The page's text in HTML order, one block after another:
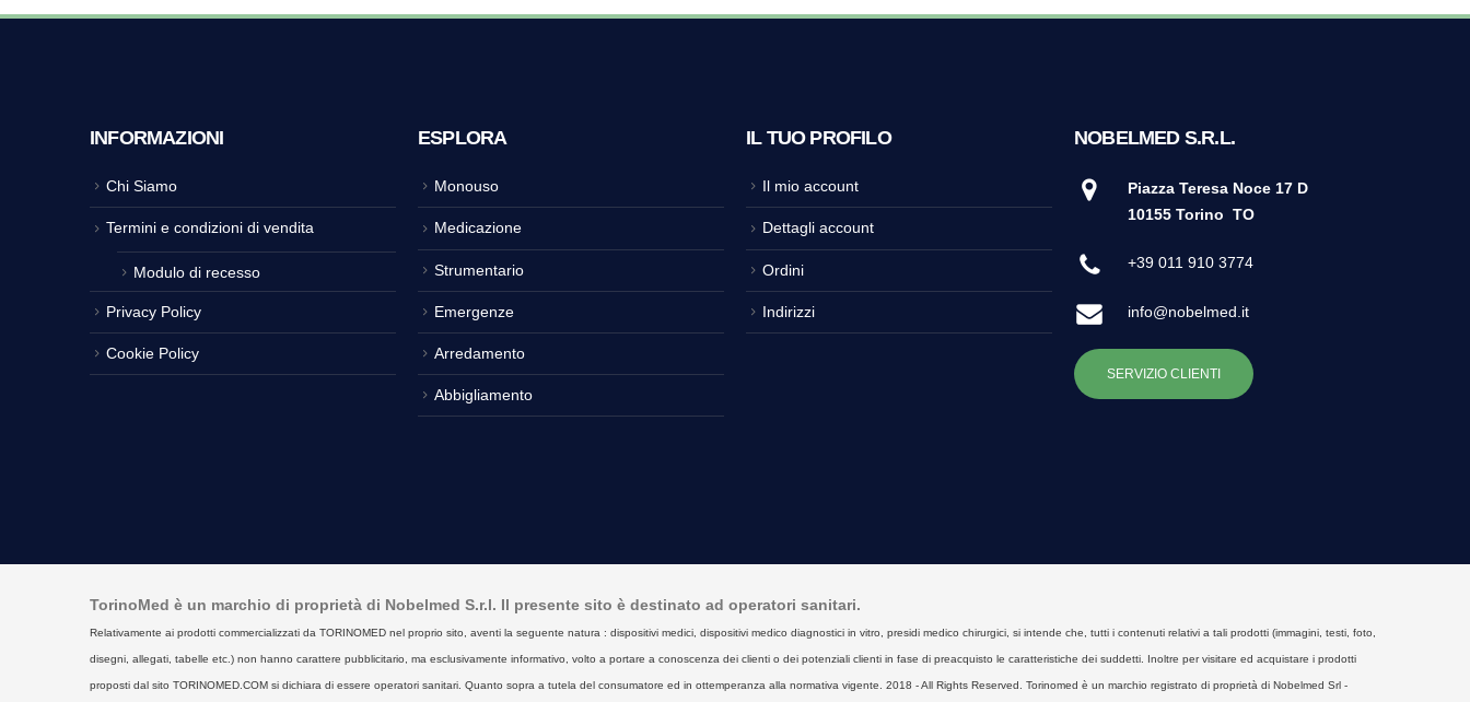
INFORMAZIONI
Chi Siamo
Termini e condizioni di vendita
Modulo di recesso
Privacy Policy
Cookie Policy
ESPLORA
Monouso
Medicazione
Strumentario
Emergenze
Arredamento
Abbigliamento
IL TUO PROFILO
Il mio account
Dettagli account
Ordini
Indirizzi
NOBELMED S.R.L.
Piazza Teresa Noce 17 D
10155 Torino TO
+39 011 910 3774
info@nobelmed.it
SERVIZIO CLIENTI
TorinoMed è un marchio di proprietà di Nobelmed S.r.l. Il presente sito è destinato ad operatori sanitari.
Relativamente ai prodotti commercializzati da TORINOMED nel proprio sito, aventi la seguente natura : dispositivi medici, dispositivi medico diagnostici in vitro, presidi medico chirurgici, si intende che, tutti i contenuti relativi a tali prodotti (immagini, testi, foto,
disegni, allegati, tabelle etc.) non hanno carattere pubblicitario, ma esclusivamente informativo, volto a portare a conoscenza dei clienti o dei potenziali clienti in fase di preacquisto le caratteristiche dei suddetti. Inoltre per visitare ed acquistare i prodotti
proposti dal sito TORINOMED.COM si dichiara di essere operatori sanitari. Quanto sopra a tutela del consumatore ed in ottemperanza alla normativa vigente. 2018 - All Rights Reserved. Torinomed è un marchio registrato di proprietà di Nobelmed Srl -